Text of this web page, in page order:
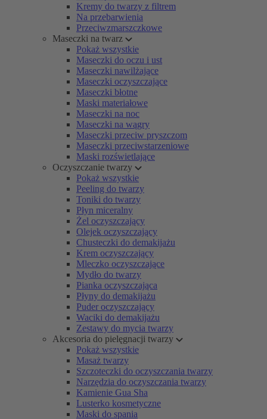
Kremy do twarzy z filtrem
Na przebarwienia
Przeciwzmarszczkowe
Maseczki na twarz
Pokaż wszystkie
Maseczki do oczu i ust
Maseczki nawilżające
Maseczki oczyszczające
Maseczki błotne
Maski materiałowe
Maseczki na noc
Maseczki na wągry
Maseczki przeciw pryszczom
Maseczki przeciwstarzeniowe
Maski rozświetlające
Oczyszczanie twarzy
Pokaż wszystkie
Peeling do twarzy
Toniki do twarzy
Płyn miceralny
Żel oczyszczający
Olejek oczyszczający
Chusteczki do demakijażu
Krem oczyszczający
Mleczko oczyszczające
Mydło do twarzy
Pianka oczyszczająca
Płyny do demakijażu
Puder oczyszczający
Waciki do demakijażu
Zestawy do mycia twarzy
Akcesoria do pielęgnacji twarzy
Pokaż wszystkie
Masaż twarzy
Szczoteczki do oczyszczania twarzy
Narzędzia do oczyszczania twarzy
Kamienie Gua Sha
Lusterko kosmetyczne
Maski do spania